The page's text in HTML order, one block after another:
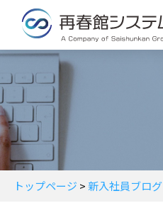
トップページ > 新入社員ブログ